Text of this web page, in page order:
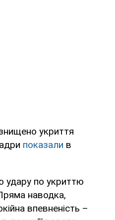
укриття
показали в
удару по укриттю
наводка,
впевненість –